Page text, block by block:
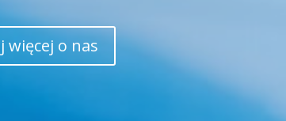
więcej o nas